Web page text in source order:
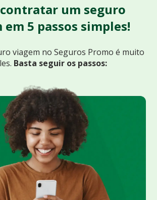
um seguro
5 passos simples!
viagem no Seguros Promo é muito
Basta seguir os passos: